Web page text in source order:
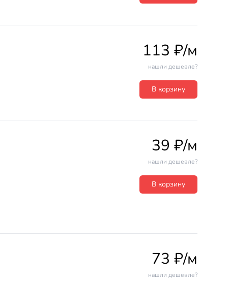
113 ₽/м
нашли дешевле?
В корзину
39 ₽/м
нашли дешевле?
В корзину
73 ₽/м
нашли дешевле?